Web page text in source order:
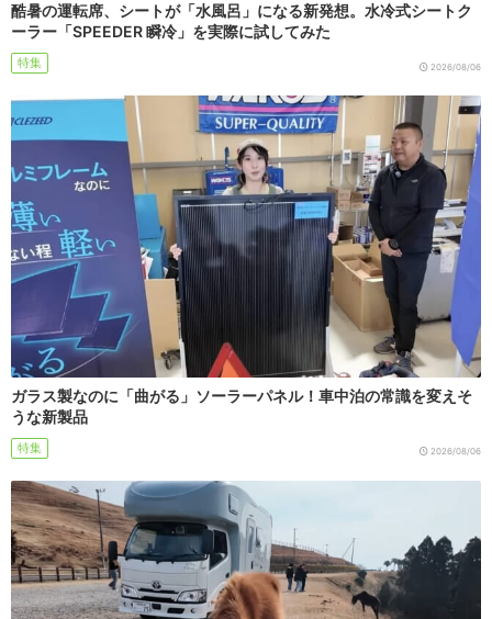
酷暑の運転席、シートが「水風呂」になる新発想。水冷式シートク
ーラー「SPEEDER 瞬冷」を実際に試してみた
特集 2026/08/06
ガラス製なのに「曲がる」ソーラーパネル！車中泊の常識を変えそ
うな新製品
特集 2026/08/06